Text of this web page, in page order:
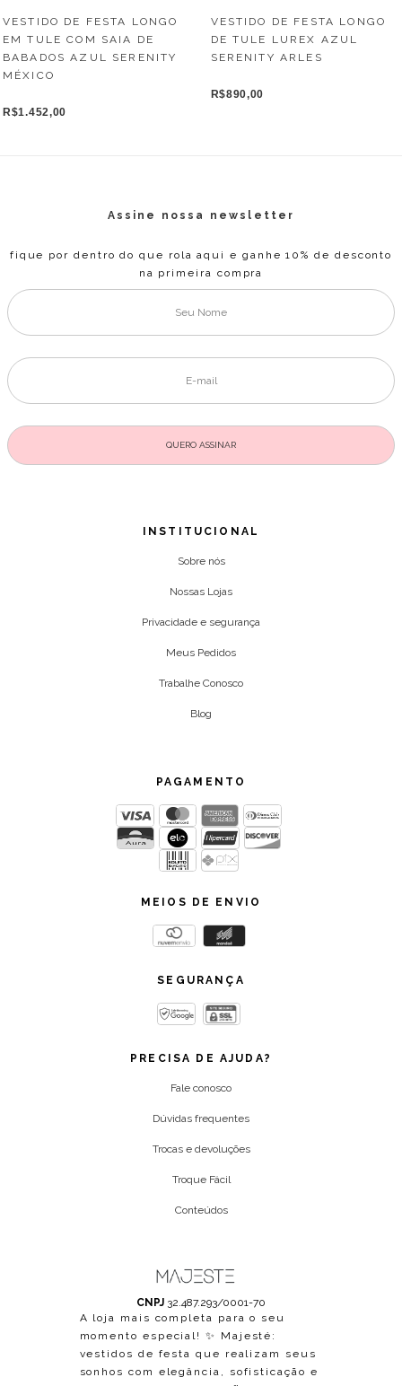
VESTIDO DE FESTA LONGO
EM TULE COM SAIA DE
BABADOS AZUL SERENITY
MÉXICO
R$1.452,00
VESTIDO DE FESTA LONGO
DE TULE LUREX AZUL
SERENITY ARLES
R$890,00
Assine nossa newsletter
fique por dentro do que rola aqui e ganhe 10% de desconto
na primeira compra
INSTITUCIONAL
Sobre nós
Nossas Lojas
Privacidade e segurança
Meus Pedidos
Trabalhe Conosco
Blog
PAGAMENTO
MEIOS DE ENVIO
SEGURANÇA
PRECISA DE AJUDA?
Fale conosco
Dúvidas frequentes
Trocas e devoluções
Troque Fácil
Conteúdos
CNPJ 32.487.293/0001-70
A loja mais completa para o seu
momento especial! ✨ Majesté:
vestidos de festa que realizam seus
sonhos com elegância, sofisticação e